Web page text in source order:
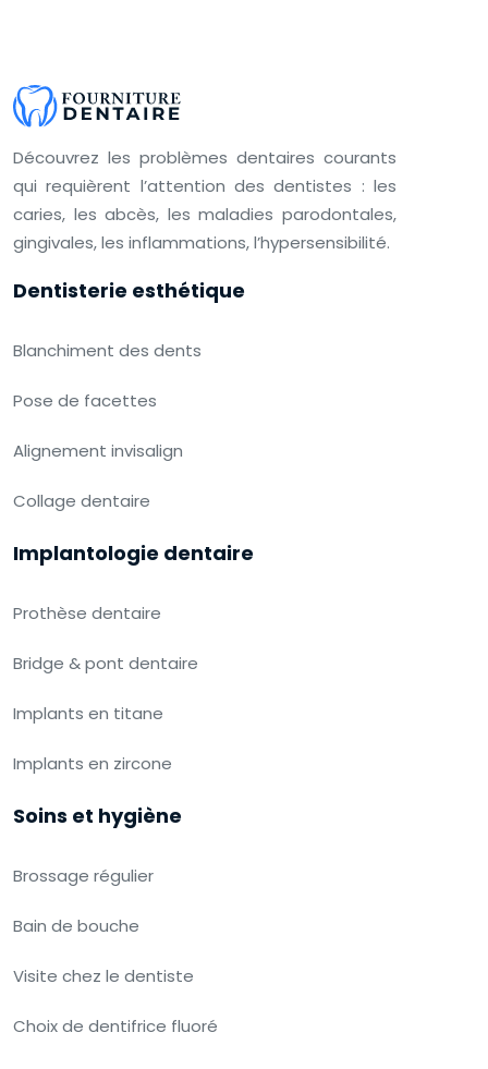
Découvrez les problèmes dentaires courants
qui requièrent l’attention des dentistes : les
caries, les abcès, les maladies parodontales,
gingivales, les inflammations, l’hypersensibilité.
Dentisterie esthétique
Blanchiment des dents
Pose de facettes
Alignement invisalign
Collage dentaire
Implantologie dentaire
Prothèse dentaire
Bridge & pont dentaire
Implants en titane
Implants en zircone
Soins et hygiène
Brossage régulier
Bain de bouche
Visite chez le dentiste
Choix de dentifrice fluoré